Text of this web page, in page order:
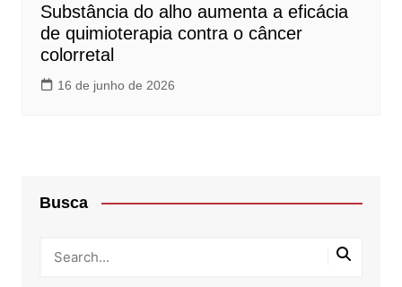
Substância do alho aumenta a eficácia
de quimioterapia contra o câncer
colorretal
16 de junho de 2026
Busca